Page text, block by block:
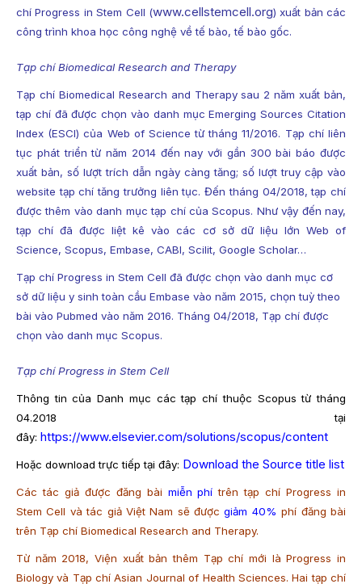
chí Progress in Stem Cell (www.cellstemcell.org) xuất bản các
công trình khoa học công nghệ về tế bào, tế bào gốc.
Tạp chí Biomedical Research and Therapy
Tạp chí Biomedical Research and Therapy sau 2 năm xuất bản,
tạp chí đã được chọn vào danh mục Emerging Sources Citation
Index (ESCI) của Web of Science từ tháng 11/2016. Tạp chí liên
tục phát triển từ năm 2014 đến nay với gần 300 bài báo được
xuất bản, số lượt trích dẫn ngày càng tăng; số lượt truy cập vào
website tạp chí tăng trưởng liên tục. Đến tháng 04/2018, tạp chí
được thêm vào danh mục tạp chí của Scopus. Như vậy đến nay,
tạp chí đã được liệt kê vào các cơ sở dữ liệu lớn Web of
Science, Scopus, Embase, CABI, Scilit, Google Scholar…
Tạp chí Progress in Stem Cell đã được chọn vào danh mục cơ
sở dữ liệu y sinh toàn cầu Embase vào năm 2015, chọn tuỳ theo
bài vào Pubmed vào năm 2016. Tháng 04/2018, Tạp chí được
chọn vào danh mục Scopus.
Tạp chí Progress in Stem Cell
Thông tin của Danh mục các tạp chí thuộc Scopus từ tháng
04.2018 tại
đây: https://www.elsevier.com/solutions/scopus/content
Hoặc download trực tiếp tại đây: Download the Source title list
Các tác giả được đăng bài miễn phí trên tạp chí Progress in
Stem Cell và tác giả Việt Nam sẽ đượcgiảm 40% phí đăng bài
trên Tạp chí Biomedical Research and Therapy.
Từ năm 2018, Viện xuất bản thêm Tạp chí mới là Progress in
Biology và Tạp chí Asian Journal of Health Sciences. Hai tạp chí